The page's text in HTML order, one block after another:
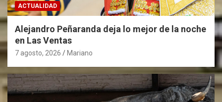
ACTUALIDAD
Alejandro Peñaranda deja lo mejor de la noche
en Las Ventas
7 agosto, 2026 Mariano